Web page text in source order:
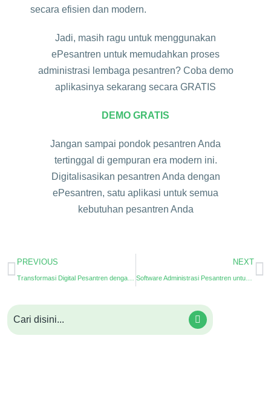
secara efisien dan modern.
Jadi, masih ragu untuk menggunakan
ePesantren untuk memudahkan proses
administrasi lembaga pesantren? Coba demo
aplikasinya sekarang secara GRATIS
DEMO GRATIS
Jangan sampai pondok pesantren Anda
tertinggal di gempuran era modern ini.
Digitalisasikan pesantren Anda dengan
ePesantren, satu aplikasi untuk semua
kebutuhan pesantren Anda
PREVIOUS NEXT
Software Administrasi Pesantren untuk Pengelolaan yang Lebih Mudah